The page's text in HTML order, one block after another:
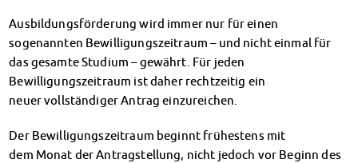
MensaFeedback
AnsprechpartnerInnen
Wohnen
Wohnheime im Überblick
Wohnheime in Magdeburg
Wohnheime in Wernigerode
Wohnheimantrag & -service
Ausbildungsförderung wird immer nur für einen
sogenannten Bewilligungszeitraum – und nicht einmal für
das gesamte Studium – gewährt. Für jeden
Bewilligungszeitraum ist daher rechtzeitig ein
neuer vollständiger Antrag einzureichen.
Der Bewilligungszeitraum beginnt frühestens mit
dem Monat der Antragstellung, nicht jedoch vor Beginn des